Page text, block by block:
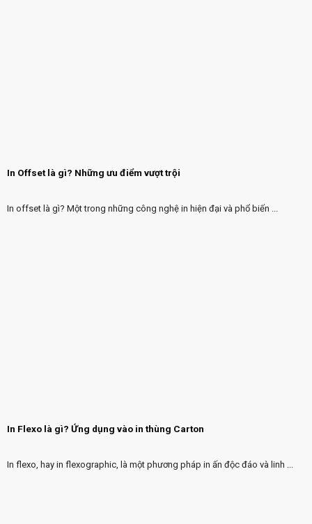
In Offset là gì? Những ưu điểm vượt trội
In offset là gì? Một trong những công nghệ in hiện đại và phổ biến ...
In Flexo là gì? Ứng dụng vào in thùng Carton
In flexo, hay in flexographic, là một phương pháp in ấn độc đáo và linh ...